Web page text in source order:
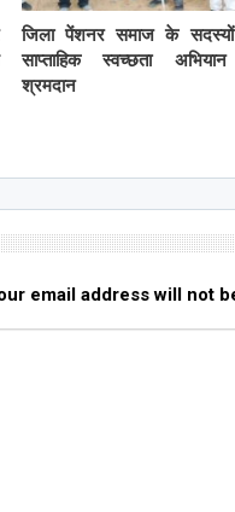
जिला पेंशनर समाज के
साप्ताहिक स्वच्छता
श्रमदान
email address will not